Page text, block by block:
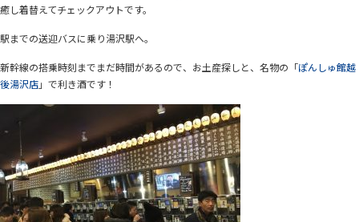
癒し着替えてチェックアウトです。
駅までの送迎バスに乗り湯沢駅へ。
新幹線の搭乗時刻までまだ時間があるので、お土産探しと、名物の「ぽんしゅ館越
後湯沢店」で利き酒です！